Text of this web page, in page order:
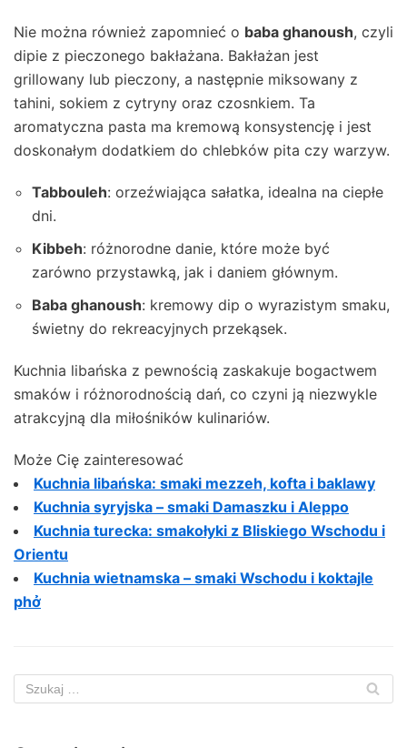
Nie można również zapomnieć o baba ghanoush, czyli
dipie z pieczonego bakłażana. Bakłażan jest
grillowany lub pieczony, a następnie miksowany z
tahini, sokiem z cytryny oraz czosnkiem. Ta
aromatyczna pasta ma kremową konsystencję i jest
doskonałym dodatkiem do chlebków pita czy warzyw.
Tabbouleh: orzeźwiająca sałatka, idealna na ciepłe
dni.
Kibbeh: różnorodne danie, które może być
zarówno przystawką, jak i daniem głównym.
Baba ghanoush: kremowy dip o wyrazistym smaku,
świetny do rekreacyjnych przekąsek.
Kuchnia libańska z pewnością zaskakuje bogactwem
smaków i różnorodnością dań, co czyni ją niezwykle
atrakcyjną dla miłośników kulinariów.
Może Cię zainteresować
Kuchnia libańska: smaki mezzeh, kofta i baklawy
Kuchnia syryjska – smaki Damaszku i Aleppo
Kuchnia turecka: smakołyki z Bliskiego Wschodu i
Orientu
Kuchnia wietnamska – smaki Wschodu i koktajle
phở